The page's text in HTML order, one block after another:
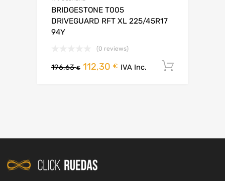
BRIDGESTONE T005
DRIVEGUARD RFT XL 225/45R17
94Y
(0 reviews)
196,63€ 112,30 € IVA Inc.